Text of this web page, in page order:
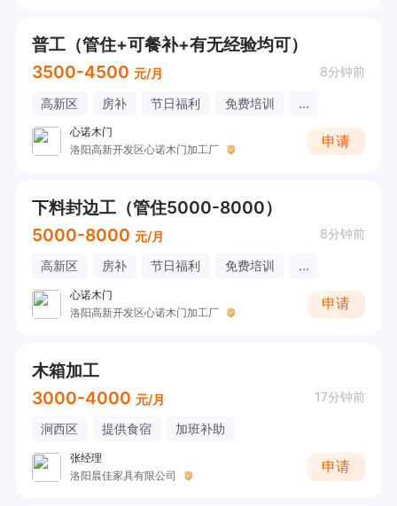
普工（管住+可餐补+有无经验均可）
3500-4500 元/月 8分钟前
高新区 房补 节日福利 免费培训 ...
心诺木门
洛阳高新开发区心诺木门加工厂
申请
下料封边工（管住5000-8000）
5000-8000 元/月 8分钟前
高新区 房补 节日福利 免费培训 ...
心诺木门
洛阳高新开发区心诺木门加工厂
申请
木箱加工
3000-4000 元/月 17分钟前
涧西区 提供食宿 加班补助
张经理
洛阳晨佳家具有限公司
申请